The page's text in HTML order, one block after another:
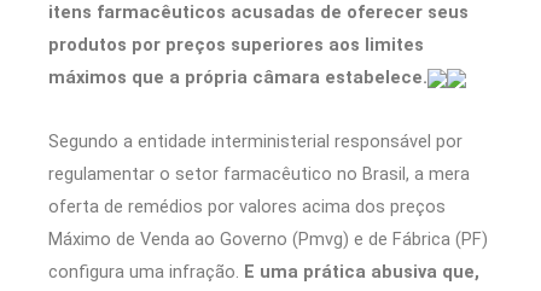
itens farmacêuticos acusadas de oferecer seus
produtos por preços superiores aos limites
máximos que a própria câmara estabelece.
Segundo a entidade interministerial responsável por
regulamentar o setor farmacêutico no Brasil, a mera
oferta de remédios por valores acima dos preços
Máximo de Venda ao Governo (Pmvg) e de Fábrica (PF)
configura uma infração. E uma prática abusiva que,